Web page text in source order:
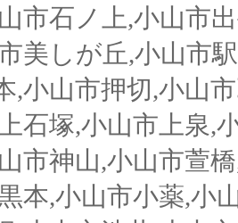
市石ノ上,小山市
美しが丘,小山市
,小山市押切,小山
石塚,小山市上泉,
山市神山,小山市萱
本,小山市小薬,小